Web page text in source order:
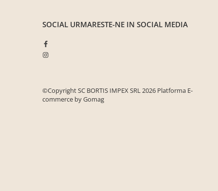
Mobilier Birou
Birouri pe colt
SOCIAL URMARESTE-NE IN SOCIAL MEDIA
©Copyright SC BORTIS IMPEX SRL 2026 Platforma E-
commerce by Gomag